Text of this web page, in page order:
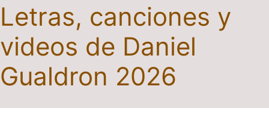
Letras, canciones y
videos de Daniel
Gualdron 2026